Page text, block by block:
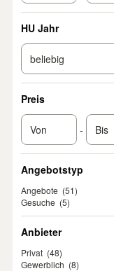
HU Jahr
Preis
-
Angebotstyp
Angebote (51)
Gesuche (5)
Anbieter
Privat (48)
Gewerblich (8)